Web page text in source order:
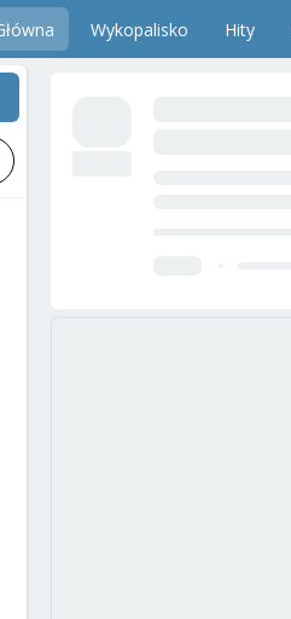
Wykopalisko Hity